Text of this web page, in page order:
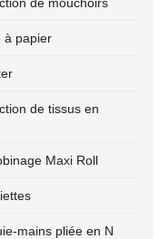
à papier
de tissus en
Maxi Roll
mains pliée en N